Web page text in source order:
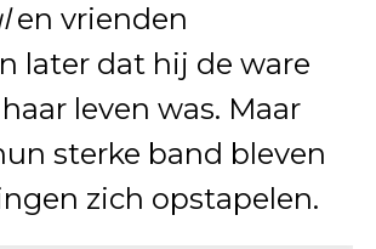
en vrienden
later dat hij de ware
leven was. Maar
sterke band bleven
zich opstapelen.